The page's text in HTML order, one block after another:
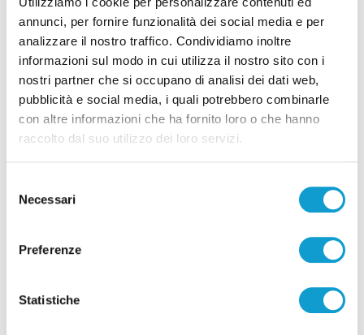
annunci, per fornire funzionalità dei social media e per
analizzare il nostro traffico. Condividiamo inoltre
informazioni sul modo in cui utilizza il nostro sito con i
nostri partner che si occupano di analisi dei dati web,
pubblicità e social media, i quali potrebbero combinarle
con altre informazioni che ha fornito loro o che hanno
raccolto dal suo utilizzo dei loro servizi.
delNecessari
Preferenze
Statistiche
di Rossella Luciani